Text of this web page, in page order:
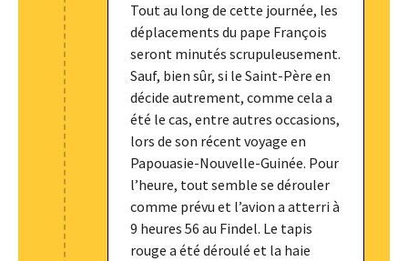
Tout au long de cette journée, les
déplacements du pape François
seront minutés scrupuleusement.
Sauf, bien sûr, si le Saint-Père en
décide autrement, comme cela a
été le cas, entre autres occasions,
lors de son récent voyage en
Papouasie-Nouvelle-Guinée. Pour
l’heure, tout semble se dérouler
comme prévu et l’avion a atterri à
9 heures 56 au Findel. Le tapis
rouge a été déroulé et la haie